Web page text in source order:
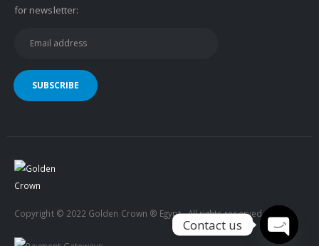
for newsletter:
Copyright © 2022 Golden Crown ® Egypt . All rights reserved
Contact us